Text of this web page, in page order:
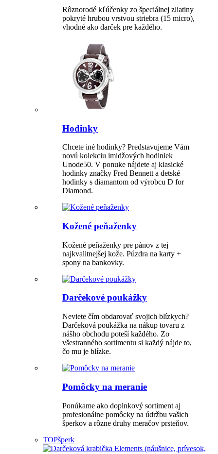
Rôznorodé kľúčenky zo špeciálnej zliatiny
pokryté hrubou vrstvou striebra (15 micro),
vhodné ako darček pre každého.
Hodinky
Chcete iné hodinky? Predstavujeme Vám
novú kolekciu imidžových hodiniek
Unode50. V ponuke nájdete aj klasické
hodinky značky Fred Bennett a detské
hodinky s diamantom od výrobcu D for
Diamond.
Kožené peňaženky
Kožené peňaženky pre pánov z tej
najkvalitnejšej kože. Púzdra na karty +
spony na bankovky.
Darčekové poukážky
Neviete čím obdarovať svojich blízkych?
Darčeková poukážka na nákup tovaru z
nášho obchodu poteší každého. Zo
všestranného sortimentu si každý nájde to,
čo mu je blízke.
Pomôcky na meranie
Ponúkame ako doplnkový sortiment aj
profesionálne pomôcky na údržbu vašich
šperkov a rôzne druhy meračov prsteňov.
TOPšperk